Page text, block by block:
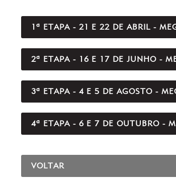
1ª ETAPA - 21 E 22 DE ABRIL -
2ª ETAPA - 16 E 17 DE JUNHO -
3ª ETAPA - 4 E 5 DE AGOSTO -
4ª ETAPA - 6 E 7 DE OUTUBRO -
VOLTAR